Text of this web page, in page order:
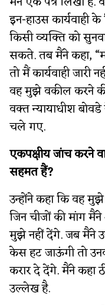
इन-हाउस
किसी व्यक्ति को
सकते. तब मैंने कहा,
तो मैं कार्यवाही जारी
वह मुझे वकील करने
वक्त न्यायाधीश
चले गए.
एकपक्षीय जांच करने
सहमत हैं?
उन्होंने कहा कि वह
जिन चीजों की मांग
मुझे नहीं देंगे. जब मैंने
केस हट जाऊंगी तो
करार दे देंगे. मैंने कहा
उल्लेख है.